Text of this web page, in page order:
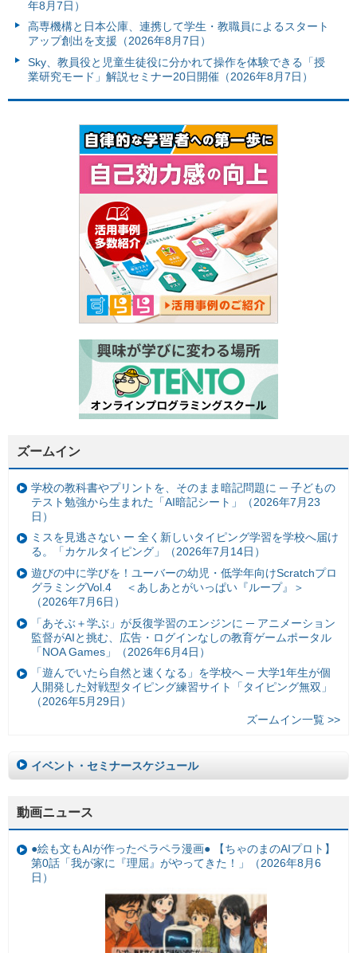
年8月7日）
高専機構と日本公庫、連携して学生・教職員によるスタート
アップ創出を支援（2026年8月7日）
Sky、教員役と児童生徒役に分かれて操作を体験できる「授
業研究モード」解説セミナー20日開催（2026年8月7日）
ズームイン
学校の教科書やプリントを、そのまま暗記問題に ─ 子どもの
テスト勉強から生まれた「AI暗記シート」（2026年7月23
日）
ミスを見逃さない ー 全く新しいタイピング学習を学校へ届け
る。「カケルタイピング」（2026年7月14日）
遊びの中に学びを！ユーバーの幼児・低学年向けScratchプロ
グラミングVol.4 ＜あしあとがいっぱい『ループ』＞
（2026年7月6日）
「あそぶ＋学ぶ」が反復学習のエンジンに ─ アニメーション
監督がAIと挑む、広告・ログインなしの教育ゲームポータル
「NOA Games」（2026年6月4日）
「遊んでいたら自然と速くなる」を学校へ ─ 大学1年生が個
人開発した対戦型タイピング練習サイト「タイピング無双」
（2026年5月29日）
ズームイン一覧 >>
イベント・セミナースケジュール
動画ニュース
●絵も文もAIが作ったペラペラ漫画● 【ちゃのまのAIプロト】
第0話「我が家に『理屈』がやってきた！」（2026年8月6
日）